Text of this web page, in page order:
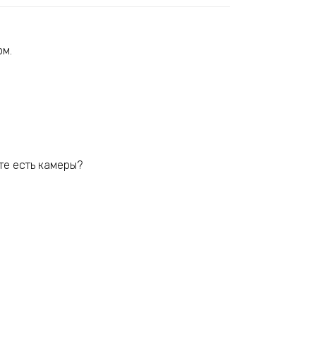
есть камеры?